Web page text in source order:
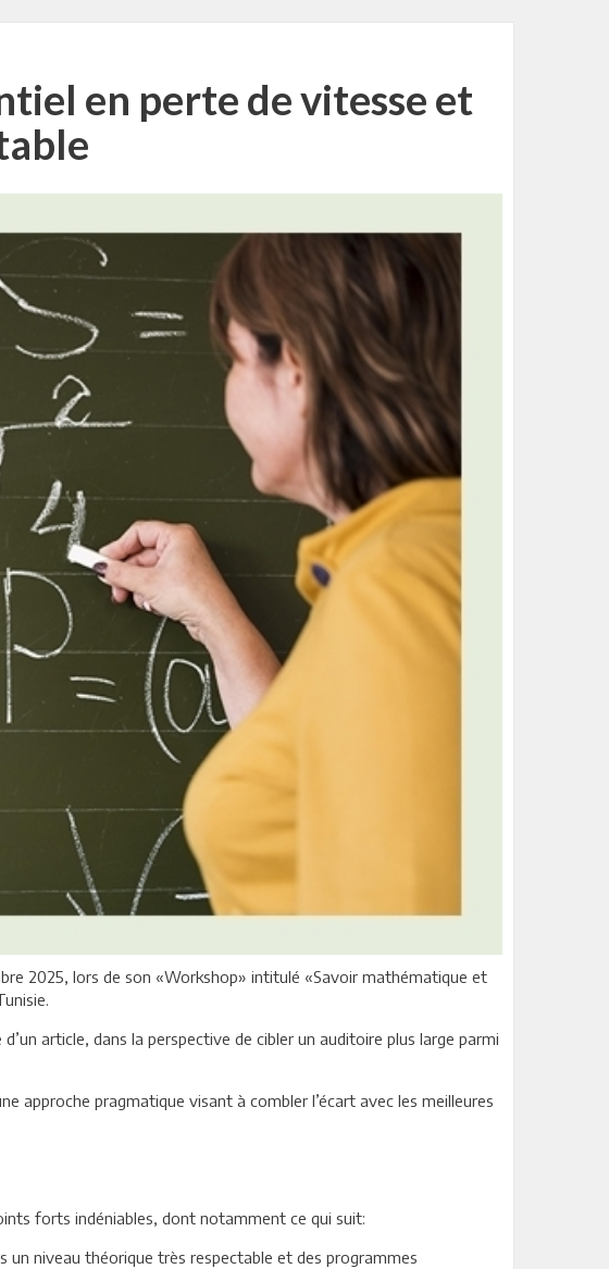
en perte de vitesse et
2025, lors de son «Workshop» intitulé «Savoir mathématique et
article, dans la perspective de cibler un auditoire plus large parmi
approche pragmatique visant à combler l’écart avec les meilleures
forts indéniables, dont notamment ce qui suit:
niveau théorique très respectable et des programmes